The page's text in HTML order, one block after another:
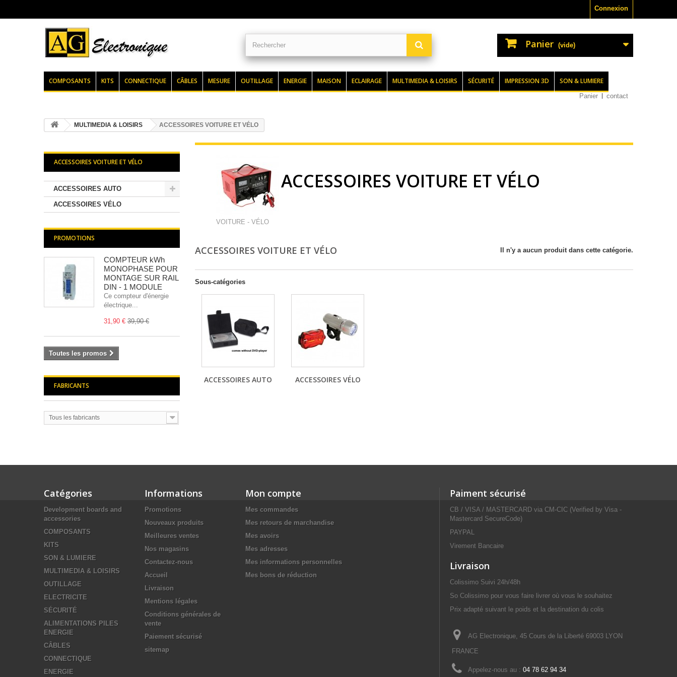
Connexion
Panier (vide)
COMPOSANTS KITS CONNECTIQUE CÂBLES MESURE OUTILLAGE ENERGIE MAISON ECLAIRAGE MULTIMEDIA & LOISIRS SÉCURITÉ IMPRESSION 3D SON & LUMIERE
Panier contact
MULTIMEDIA & LOISIRS ACCESSOIRES VOITURE ET VÉLO
ACCESSOIRES VOITURE ET VÉLO
ACCESSOIRES AUTO
ACCESSOIRES VÉLO
PROMOTIONS
COMPTEUR kWh
MONOPHASE POUR
MONTAGE SUR RAIL
DIN - 1 MODULE
Ce compteur d'énergie
électrique...
31,90 € 39,90 €
Toutes les promos
FABRICANTS
Tous les fabricants
ACCESSOIRES VOITURE ET VÉLO
VOITURE - VÉLO
ACCESSOIRES VOITURE ET VÉLO Il n'y a aucun produit dans cette catégorie.
Sous-catégories
ACCESSOIRES AUTO ACCESSOIRES VÉLO
Catégories
Development boards and
accessories
COMPOSANTS
KITS
SON & LUMIERE
MULTIMEDIA & LOISIRS
OUTILLAGE
ELECTRICITE
SÉCURITÉ
ALIMENTATIONS PILES
ENERGIE
CÂBLES
CONNECTIQUE
ENERGIE
Informations
Promotions
Nouveaux produits
Meilleures ventes
Nos magasins
Contactez-nous
Accueil
Livraison
Mentions légales
Conditions générales de
vente
Paiement sécurisé
sitemap
Mon compte
Mes commandes
Mes retours de marchandise
Mes avoirs
Mes adresses
Mes informations personnelles
Mes bons de réduction
Paiment sécurisé
CB / VISA / MASTERCARD via CM-CIC (Verified by Visa -
Mastercard SecureCode)
PAYPAL
Virement Bancaire
Livraison
Colissimo Suivi 24h/48h
So Colissimo pour vous faire livrer où vous le souhaitez
Prix adapté suivant le poids et la destination du colis
AG Electronique, 45 Cours de la Liberté 69003 LYON
FRANCE
Appelez-nous au : 04 78 62 94 34